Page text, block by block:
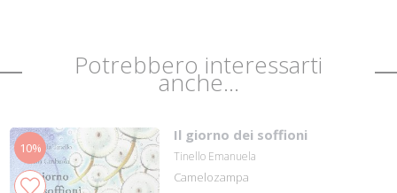
Potrebbero interessarti
anche...
10%
Il giorno dei soffioni
Tinello Emanuela
Camelozampa